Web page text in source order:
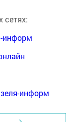
сетях:
информ
информ